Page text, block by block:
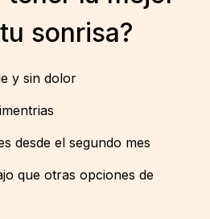
sonrisa?
y sin dolor
desde el segundo mes
que otras opciones de